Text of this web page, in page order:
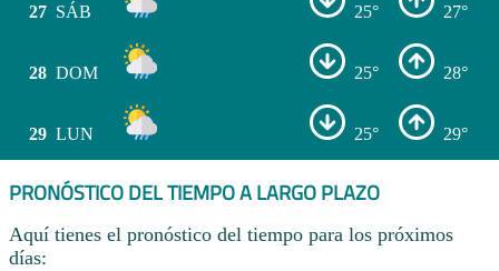
27 SÁB 25° 27°
28 DOM 25° 28°
29 LUN 25° 29°
PRONÓSTICO DEL TIEMPO A LARGO PLAZO
Aquí tienes el pronóstico del tiempo para los próximos
días: